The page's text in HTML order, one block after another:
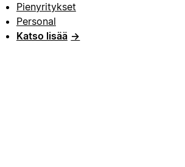
Pienyritykset
Personal
Katso lisää →